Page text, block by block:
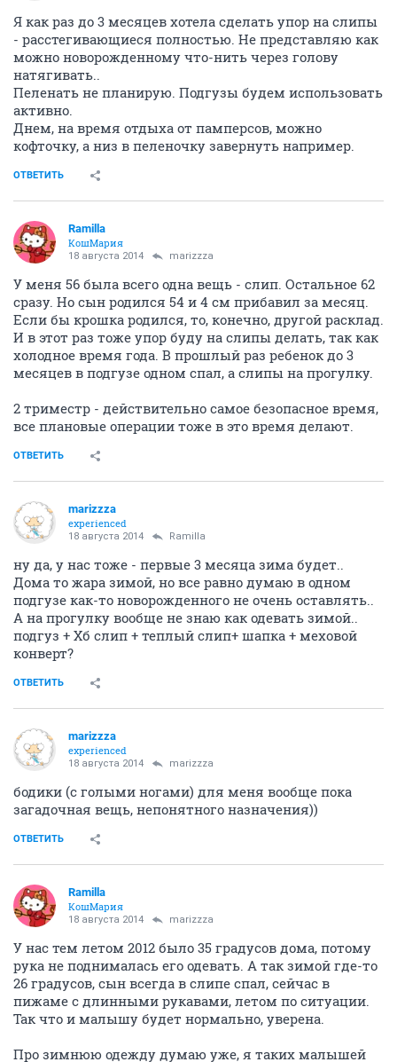
Я как раз до 3 месяцев хотела сделать упор на слипы
- расстегивающиеся полностью. Не представляю как
можно новорожденному что-нить через голову
натягивать..
Пеленать не планирую. Подгузы будем использовать
активно.
Днем, на время отдыха от памперсов, можно
кофточку, а низ в пеленочку завернуть например.
ОТВЕТИТЬ
Ramilla
КошМария
18 августа 2014 marizzza
У меня 56 была всего одна вещь - слип. Остальное 62
сразу. Но сын родился 54 и 4 см прибавил за месяц.
Если бы крошка родился, то, конечно, другой расклад.
И в этот раз тоже упор буду на слипы делать, так как
холодное время года. В прошлый раз ребенок до 3
месяцев в подгузе одном спал, а слипы на прогулку.
2 триместр - действительно самое безопасное время,
все плановые операции тоже в это время делают.
ОТВЕТИТЬ
marizzza
experienced
18 августа 2014 Ramilla
ну да, у нас тоже - первые 3 месяца зима будет..
Дома то жара зимой, но все равно думаю в одном
подгузе как-то новорожденного не очень оставлять..
А на прогулку вообще не знаю как одевать зимой..
подгуз + Хб слип + теплый слип+ шапка + меховой
конверт?
ОТВЕТИТЬ
marizzza
experienced
18 августа 2014 marizzza
бодики (с голыми ногами) для меня вообще пока
загадочная вещь, непонятного назначения))
ОТВЕТИТЬ
Ramilla
КошМария
18 августа 2014 marizzza
У нас тем летом 2012 было 35 градусов дома, потому
рука не поднималась его одевать. А так зимой где-то
26 градусов, сын всегда в слипе спал, сейчас в
пижаме с длинными рукавами, летом по ситуации.
Так что и малышу будет нормально, уверена.
Про зимнюю одежду думаю уже, я таких малышей